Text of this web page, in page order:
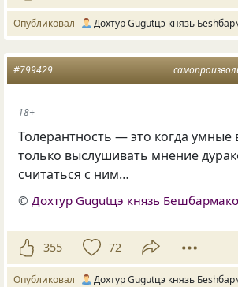
Опубликовал Дохтур Gugutцэ князь
#799429
18+
Толерантность — это когда
только выслушивать мнение
считаться с ним…
© Дохтур Gugutцэ князь
355 72
Опубликовал Дохтур Gugutцэ князь